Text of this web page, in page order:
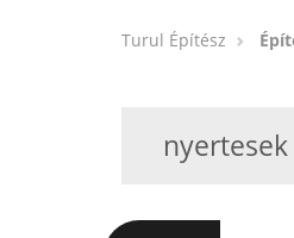
Turul Építész
nyertesek